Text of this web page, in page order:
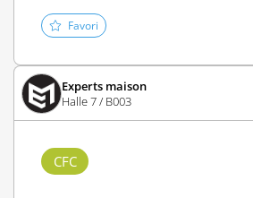
Favori
Experts maison
Halle 7 / B003
CFC